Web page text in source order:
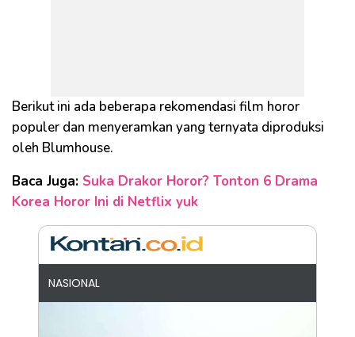
Berikut ini ada beberapa rekomendasi film horor
populer dan menyeramkan yang ternyata diproduksi
oleh Blumhouse.
Baca Juga: Suka Drakor Horor? Tonton 6 Drama
Korea Horor Ini di Netflix yuk
NASIONAL